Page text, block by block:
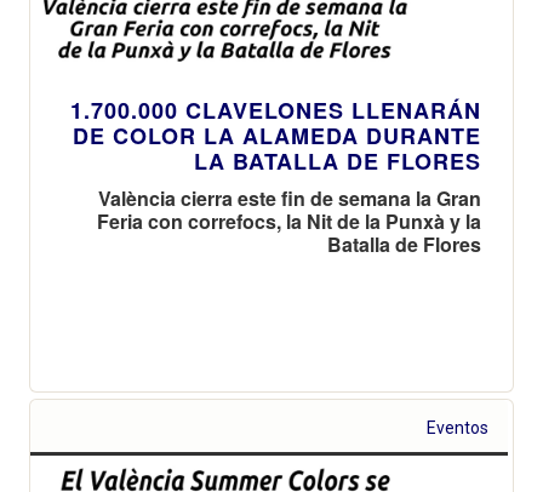
1.700.000 CLAVELONES LLENARÁN
DE COLOR LA ALAMEDA DURANTE
LA BATALLA DE FLORES
València cierra este fin de semana la Gran
Feria con correfocs, la Nit de la Punxà y la
Batalla de Flores
Eventos